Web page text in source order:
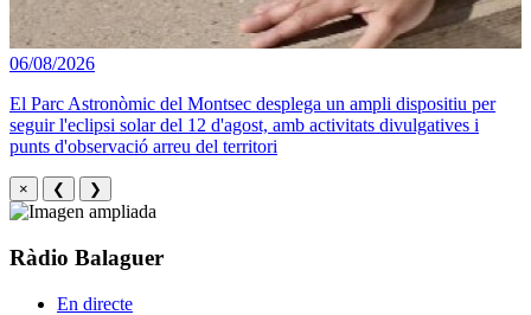
06/08/2026
El Parc Astronòmic del Montsec desplega un ampli dispositiu per
seguir l'eclipsi solar del 12 d'agost, amb activitats divulgatives i
punts d'observació arreu del territori
× ❮ ❯
Ràdio Balaguer
En directe